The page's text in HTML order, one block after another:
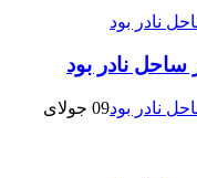
نادر بود
09 جولای